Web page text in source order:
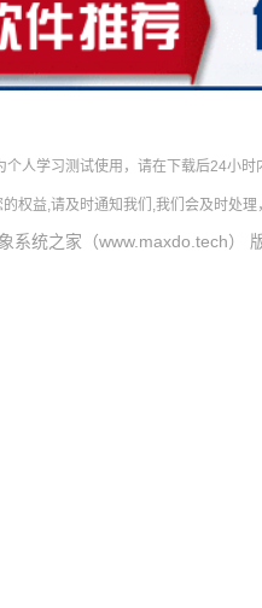
个人学习测试使用，请在下载后24小
权益,请及时通知我们,我们会及时处
系统之家（www.maxdo.tech）